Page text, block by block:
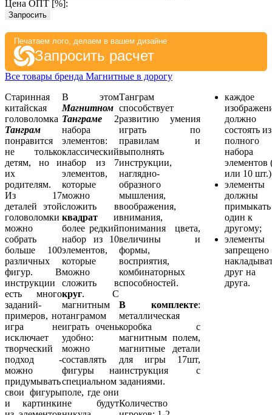
Цена ОПТ [%]:
Запросить
Печатаем лого, делаем в вашем дизайне
Запросить расчет
Все товары бренда Магнитные в дорогу
Старинная
китайская
головоломка
Танграм
понравится
не только
детям, но и
их
родителям.
Из 17
деталей этой
головоломки
можно
собрать
больше 100
различных
фигур. В
инструкции
есть много
заданий-
примеров, но
игра не
исключает
творческий
подход -
можно
придумывать
свои фигуры
и картинки
В этом
Магнитном
Танграме 2
набора
элементов:
классический
набор из 7
элементов,
которые
можно
сложить в
квадрат и
более редкий
набор из 10
элементов,
которые
можно
сложить в
круг. С
магнитным
танграмом
играть очень
удобно:
можно
составлять
фигуры на
специальном
поле, где они
не будут
Танграм
способствует
развитию умения
играть по
правилам и
выполнять
инструкции,
наглядно-
образного
мышления,
воображения,
внимания,
понимания цвета,
величины и
формы,
восприятия,
комбинаторных
способностей.
В комплекте:
металлическая
коробка с
магнитным полем,
магнитные детали
для игры 17шт,
инструкция с
заданиями.
Количество
каждое
должно
состоять из
полного
набора
элементов
или 10 шт.)
элементы
должны
примыкать
один к
другому;
элементы
запрещено
друг на
друга.